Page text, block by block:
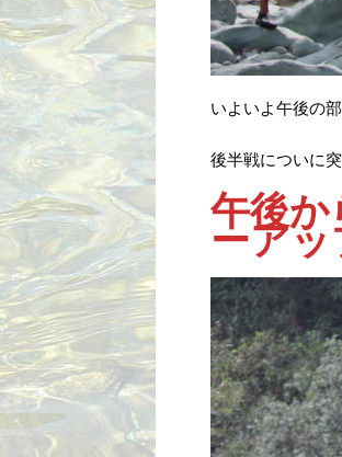
いよいよ午後の
後半戦についに
午後か
ーアッ